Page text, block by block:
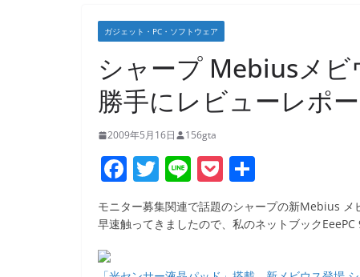
ガジェット・PC・ソフトウェア
シャープ Mebiusメ
勝手にレビューレポ
2009年5月16日 156gta
F
a
c
T
w
itt
Li
n
e
P
o
ck
有
モニター募集関連で話題のシャープの新Mebius メ
早速触ってきましたので、私のネットブックEeePC